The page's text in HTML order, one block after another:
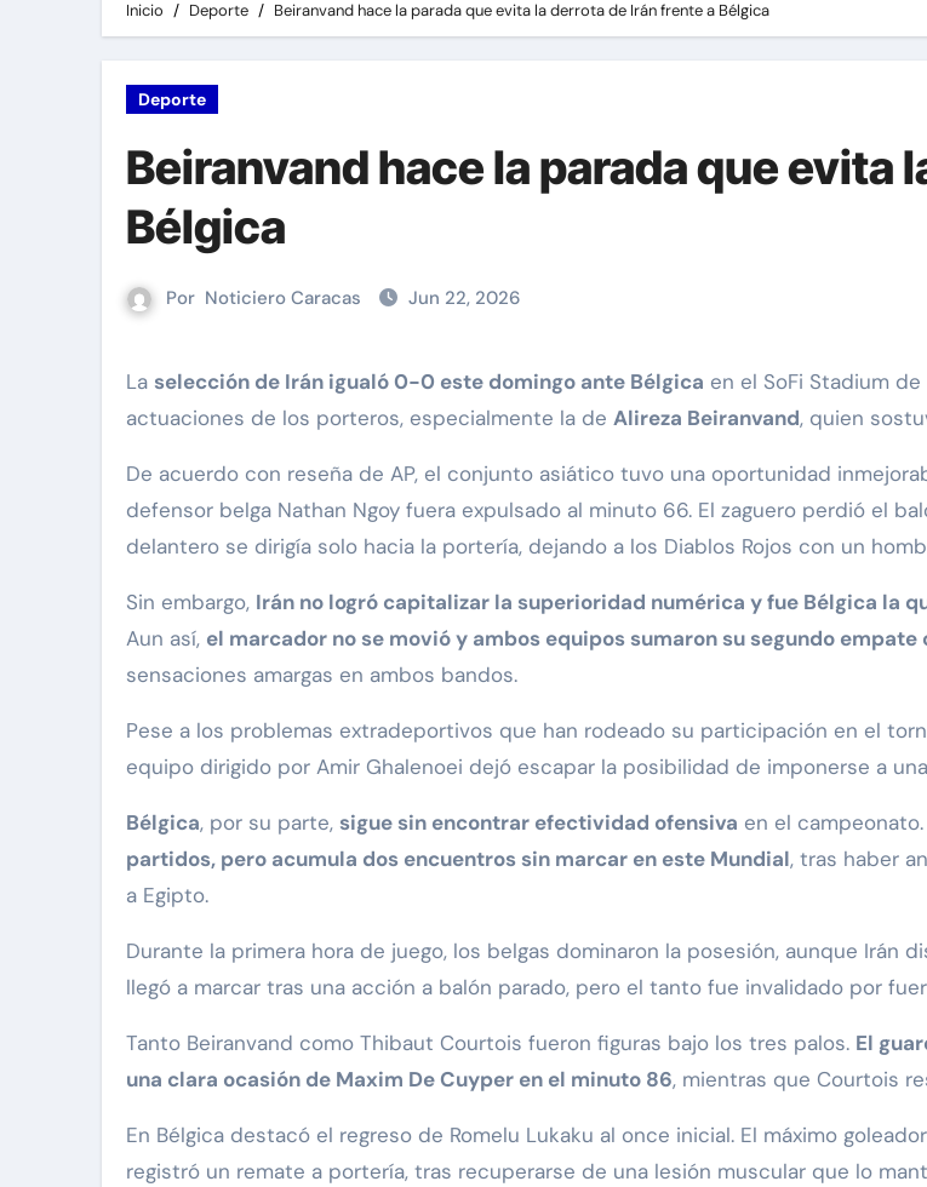
Inicio Deporte Beiranvand hace la parada que evita la derrota de Irán frente a Bélgica
Deporte
Beiranvand hace la parada que evita
Bélgica
Por Noticiero Caracas Jun 22, 2026
La selección de Irán igualó 0-0 este domingo ante Bélgica en el SoFi Stadium
actuaciones de los porteros, especialmente la de Alireza Beiranvand, quien
De acuerdo con reseña de AP, el conjunto asiático tuvo una oportunidad
defensor belga Nathan Ngoy fuera expulsado al minuto 66. El zaguero perdió el
delantero se dirigía solo hacia la portería, dejando a los Diablos Rojos con un
Sin embargo, Irán no logró capitalizar la superioridad numérica y fue Bélgica la
Aun así, el marcador no se movió y ambos equipos sumaron su segundo
sensaciones amargas en ambos bandos.
Pese a los problemas extradeportivos que han rodeado su participación en el
equipo dirigido por Amir Ghalenoei dejó escapar la posibilidad de imponerse a
Bélgica, por su parte, sigue sin encontrar efectividad ofensiva en el
partidos, pero acumula dos encuentros sin marcar en este Mundial, tras haber
a Egipto.
Durante la primera hora de juego, los belgas dominaron la posesión, aunque Irán
llegó a marcar tras una acción a balón parado, pero el tanto fue invalidado por
Tanto Beiranvand como Thibaut Courtois fueron figuras bajo los tres palos. El
una clara ocasión de Maxim De Cuyper en el minuto 86, mientras que Courtois
En Bélgica destacó el regreso de Romelu Lukaku al once inicial. El máximo
registró un remate a portería, tras recuperarse de una lesión muscular que lo